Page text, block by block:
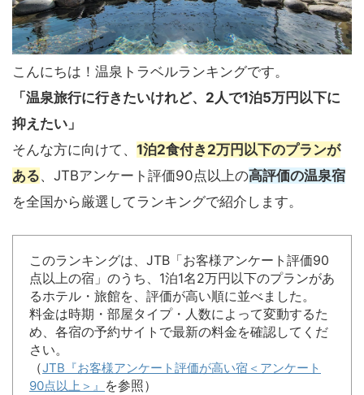
こんにちは！温泉トラベルランキングです。
「温泉旅行に行きたいけれど、2人で1泊5万円以下に
抑えたい」
そんな方に向けて、 1泊2食付き2万円以下のプランが
ある、JTBアンケート評価90点以上の高評価の温泉宿
を全国から厳選してランキングで紹介します。
このランキングは、JTB「お客様アンケート評価90
点以上の宿」のうち、1泊1名2万円以下のプランがあ
るホテル・旅館を、評価が高い順に並べました。
料金は時期・部屋タイプ・人数によって変動するた
め、各宿の予約サイトで最新の料金を確認してくだ
さい。
（JTB『お客様アンケート評価が高い宿＜アンケート
90点以上＞』 を参照）